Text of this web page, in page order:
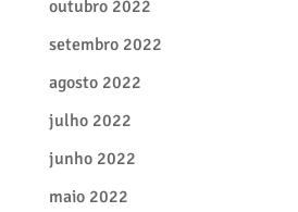
outubro 2022
setembro 2022
agosto 2022
julho 2022
junho 2022
maio 2022